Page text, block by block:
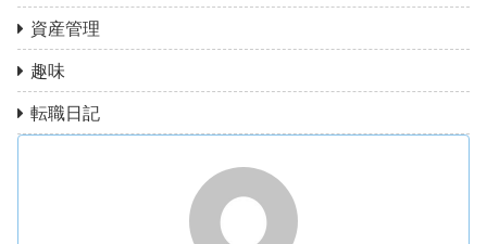
資産管理
趣味
転職日記